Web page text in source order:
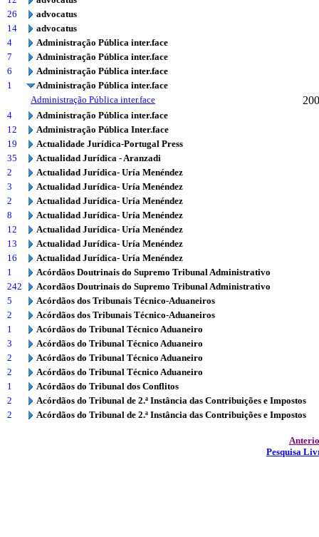
26
advocatus
14
advocatus
4
Administração Pública inter.face
7
Administração Pública inter.face
6
Administração Pública inter.face
1
Administração Pública inter.face
Administração Pública inter.face
4
Administração Pública inter.face
12
Administração Pública Inter.face
19
Actualidade Jurídica-Portugal Press
35
Actualidad Jurídica - Aranzadi
2
Actualidad Jurídica- Uría Menéndez
3
Actualidad Jurídica- Uría Menéndez
2
Actualidad Jurídica- Uría Menéndez
8
Actualidad Jurídica- Uría Menéndez
12
Actualidad Jurídica- Uría Menéndez
13
Actualidad Jurídica- Uría Menéndez
16
Actualidad Jurídica- Uría Menéndez
1
Acórdãos Doutrinais do Supremo Tribunal Administrativo
242
Acordãos Doutrinais do Supremo Tribunal Administrativo
5
Acórdãos dos Tribunais Técnico-Aduaneiros
2
Acórdãos dos Tribunais Técnico-Aduaneiros
1
Acórdãos do Tribunal Técnico Aduaneiro
3
Acórdãos do Tribunal Técnico Aduaneiro
2
Acórdãos do Tribunal Técnico Aduaneiro
2
Acórdãos do Tribunal Técnico Aduaneiro
1
Acórdãos do Tribunal dos Conflitos
2
Acórdãos do Tribunal de 2.ª Instância das Contribuições e Impostos
2
Acórdãos do Tribunal de 2.ª Instância das Contribuições e Impostos
Pesquisa